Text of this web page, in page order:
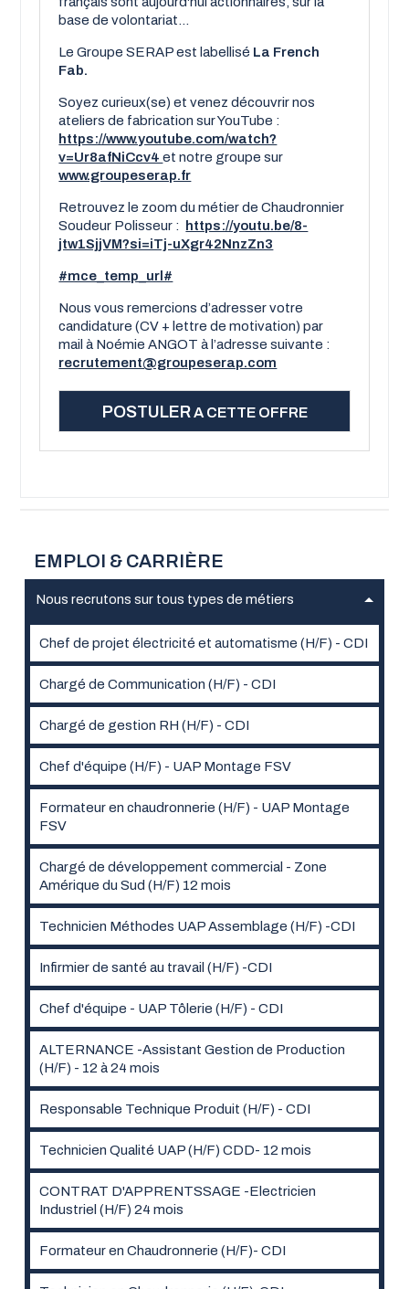
base de volontariat...
Le Groupe SERAP est labellisé La French
Fab.
Soyez curieux(se) et venez découvrir nos
ateliers de fabrication sur YouTube :
https://www.youtube.com/watch?
v=Ur8afNiCcv4et notre groupe sur
www.groupeserap.fr
Retrouvez le zoom du métier de Chaudronnier
Soudeur Polisseur : https://youtu.be/8-
jtw1SjjVM?si=iTj-uXgr42NnzZn3
#mce_temp_url#
Nous vous remercions d’adresser votre
candidature (CV + lettre de motivation) par
mail à Noémie ANGOT à l’adresse suivante :
recrutement@groupeserap.com
POSTULERA CETTE OFFRE
EMPLOI & CARRIÈRE
Nous recrutons sur tous types de métiers
Chef de projet électricité et automatisme (H/F) - CDI
Chargé de Communication (H/F) - CDI
Chargé de gestion RH (H/F) - CDI
Chef d'équipe (H/F) - UAP Montage FSV
Formateur en chaudronnerie (H/F) - UAP Montage
FSV
Chargé de développement commercial - Zone
Amérique du Sud (H/F) 12 mois
Technicien Méthodes UAP Assemblage (H/F) -CDI
Infirmier de santé au travail (H/F) -CDI
Chef d'équipe - UAP Tôlerie (H/F) - CDI
ALTERNANCE -Assistant Gestion de Production
(H/F) - 12 à 24 mois
Responsable Technique Produit (H/F) - CDI
Technicien Qualité UAP (H/F) CDD- 12 mois
CONTRAT D'APPRENTSSAGE -Electricien
Industriel (H/F) 24 mois
Formateur en Chaudronnerie (H/F)- CDI